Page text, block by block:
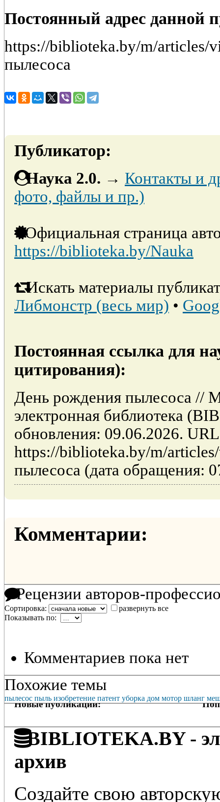
Постоянный адрес данной
https://biblioteka.by/m/articles/
пылесоса
Публикатор:
Наука 2.0. → Контакты и
фото, файлы и пр.)
Официальная страница
https://biblioteka.by/Nauka
Искать материалы
Либмонстр (весь мир) •
Постоянная ссылка для
цитирования):
День рождения пылесоса //
электронная библиотека
обновления: 09.06.2026.
https://biblioteka.by/m/
пылесоса (дата обращения:
Комментарии:
Рецензии авторов-
Сортировка:
развернуть все
Показывать по:
Комментариев пока нет
Похожие темы
пылесос пыль изобретение патент уборка дом мотор шланг
Новые публикации:
BIBLIOTEKA.BY -
архив
Создайте свою